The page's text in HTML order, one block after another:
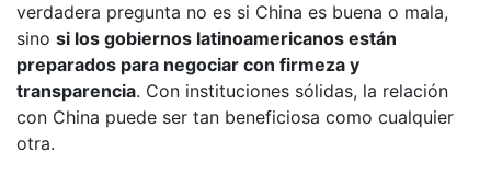
verdadera pregunta no es si China es buena o mala,
sino si los gobiernos latinoamericanos están
preparados para negociar con firmeza y
transparencia. Con instituciones sólidas, la relación
con China puede ser tan beneficiosa como cualquier
otra.